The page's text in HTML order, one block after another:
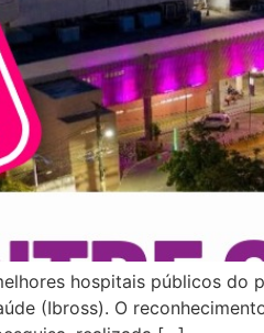
hospitais públicos
(Ibross). O